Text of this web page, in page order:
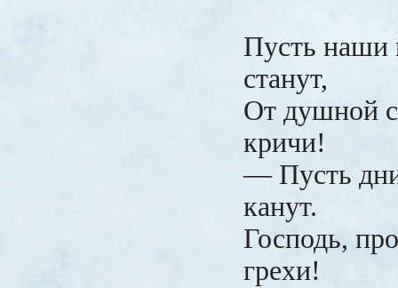
Пусть
станут,
От душной
кричи!
— Пусть
канут.
Господь,
грехи!